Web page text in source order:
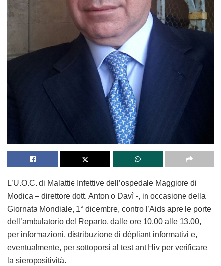
L’U.O.C. di Malattie Infettive dell’ospedale Maggiore di
Modica – direttore dott. Antonio Davì -, in occasione della
Giornata Mondiale, 1° dicembre, contro l’Aids apre le porte
dell’ambulatorio del Reparto, dalle ore 10.00 alle 13.00,
per informazioni, distribuzione di dépliant informativi e,
eventualmente, per sottoporsi al test antiHiv per verificare
la sieropositività.